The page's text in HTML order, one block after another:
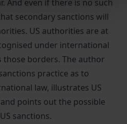
And even if there is no such
secondary sanctions will
US authorities are at
under international
those borders. The author
practice as to
law, illustrates US
points out the possible
sanctions.